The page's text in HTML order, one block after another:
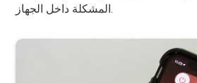
المشكلة داخل الجهاز.